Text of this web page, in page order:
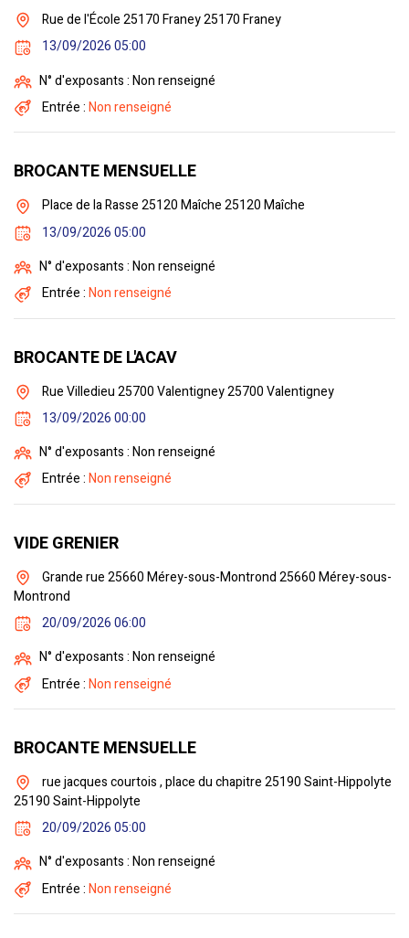
Rue de l'École 25170 Franey 25170 Franey
13/09/2026 05:00
N° d'exposants : Non renseigné
Entrée :Non renseigné
BROCANTE MENSUELLE
Place de la Rasse 25120 Maîche 25120 Maîche
13/09/2026 05:00
N° d'exposants : Non renseigné
Entrée :Non renseigné
BROCANTE DE L'ACAV
Rue Villedieu 25700 Valentigney 25700 Valentigney
13/09/2026 00:00
N° d'exposants : Non renseigné
Entrée :Non renseigné
VIDE GRENIER
Grande rue 25660 Mérey-sous-Montrond 25660 Mérey-sous-
Montrond
20/09/2026 06:00
N° d'exposants : Non renseigné
Entrée :Non renseigné
BROCANTE MENSUELLE
rue jacques courtois , place du chapitre 25190 Saint-Hippolyte
25190 Saint-Hippolyte
20/09/2026 05:00
N° d'exposants : Non renseigné
Entrée :Non renseigné